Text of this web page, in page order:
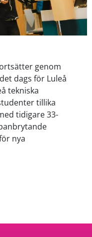
genom
dags för Luleå
tekniska
tillika
tidigare 33-
nya